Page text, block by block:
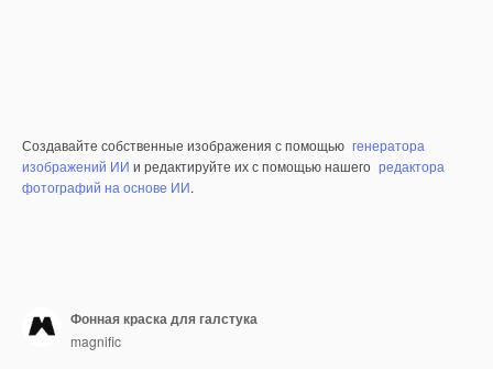
Создавайте собственные изображения с помощью генератора
изображений ИИ и редактируйте их с помощью нашего редактора
фотографий на основе ИИ.
Фонная краска для галстука
magnific